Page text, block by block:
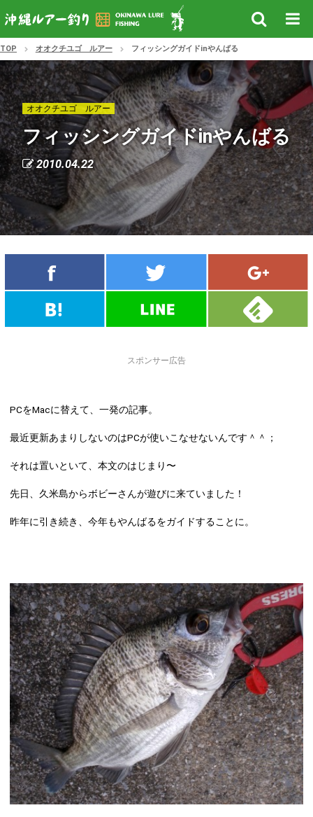
TOP オオクチユゴ ルアー フィッシングガイドinやんばる
オオクチユゴ ルアー
フィッシングガイドinやんばる
2010.04.22
スポンサー広告
PCをMacに替えて、一発の記事。
最近更新あまりしないのはPCが使いこなせないんです＾＾；
それは置いといて、本文のはじまり〜
先日、 久米島からボビーさんが遊びに来ていました！
昨年に引き続き 、今年もやんばるをガイドすることに。